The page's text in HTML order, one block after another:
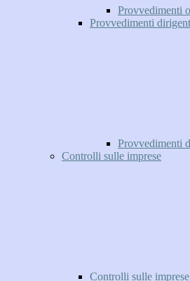
Provvedimenti
Provvedimenti
Provvedimenti
Controlli sulle imprese
Controlli sulle imprese